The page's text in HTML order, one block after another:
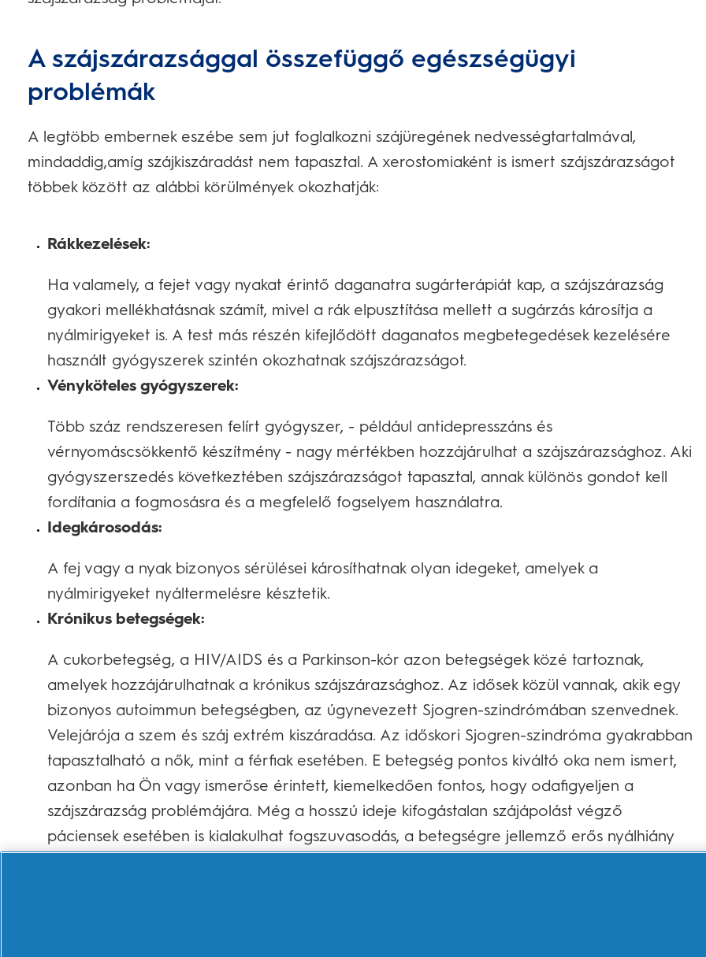
A szájszárazsággal összefüggő egészségügyi
problémák
A legtöbb embernek eszébe sem jut foglalkozni szájüregének nedvességtartalmával,
mindaddig,amíg szájkiszáradást nem tapasztal. A xerostomiaként is ismert szájszárazságot
többek között az alábbi körülmények okozhatják:
Rákkezelések:
Ha valamely, a fejet vagy nyakat érintő daganatra sugárterápiát kap, a szájszárazság
gyakori mellékhatásnak számít, mivel a rák elpusztítása mellett a sugárzás károsítja a
nyálmirigyeket is. A test más részén kifejlődött daganatos megbetegedések kezelésére
használt gyógyszerek szintén okozhatnak szájszárazságot.
Vényköteles gyógyszerek:
Több száz rendszeresen felírt gyógyszer, - például antidepresszáns és
vérnyomáscsökkentő készítmény - nagy mértékben hozzájárulhat a szájszárazsághoz. Aki
gyógyszerszedés következtében szájszárazságot tapasztal, annak különös gondot kell
fordítania a fogmosásra és a megfelelő fogselyem használatra.
Idegkárosodás:
A fej vagy a nyak bizonyos sérülései károsíthatnak olyan idegeket, amelyek a
nyálmirigyeket nyáltermelésre késztetik.
Krónikus betegségek:
A cukorbetegség, a HIV/AIDS és a Parkinson-kór azon betegségek közé tartoznak,
amelyek hozzájárulhatnak a krónikus szájszárazsághoz. Az idősek közül vannak, akik egy
bizonyos autoimmun betegségben, az úgynevezett Sjogren-szindrómában szenvednek.
Velejárója a szem és száj extrém kiszáradása. Az időskori Sjogren-szindróma gyakrabban
tapasztalható a nők, mint a férfiak esetében. E betegség pontos kiváltó oka nem ismert,
azonban ha Ön vagy ismerőse érintett, kiemelkedően fontos, hogy odafigyeljen a
szájszárazság problémájára. Még a hosszú ideje kifogástalan szájápolást végző
páciensek esetében is kialakulhat fogszuvasodás, a betegségre jellemző erős nyálhiány